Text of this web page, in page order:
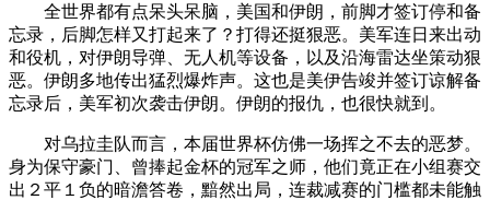
全世界都有点呆头呆脑，美国和伊朗，前脚才签订停和备
忘录，后脚怎样又打起来了？打得还挺狠恶。美军连日来出动
和役机，对伊朗导弹、无人机等设备，以及沿海雷达坐策动狠
恶。伊朗多地传出猛烈爆炸声。这也是美伊告竣并签订谅解备
忘录后，美军初次袭击伊朗。伊朗的报仇，也很快就到。
对乌拉圭队而言，本届世界杯仿佛一场挥之不去的恶梦。
身为保守豪门、曾捧起金杯的冠军之师，他们竟正在小组赛交
出２平１负的暗澹答卷，黯然出局，连裁减赛的门槛都未能触